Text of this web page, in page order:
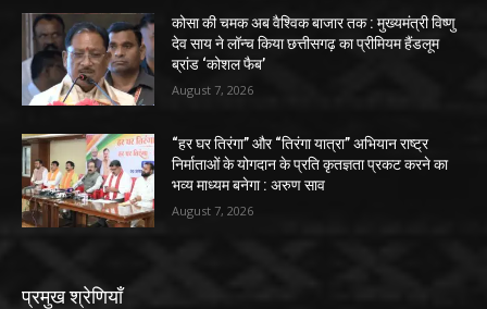
कोसा की चमक अब वैश्विक बाजार तक : मुख्यमंत्री विष्णु
देव साय ने लॉन्च किया छत्तीसगढ़ का प्रीमियम हैंडलूम
ब्रांड ‘कोशल फैब’
August 7, 2026
“हर घर तिरंगा” और “तिरंगा यात्रा” अभियान राष्ट्र
निर्माताओं के योगदान के प्रति कृतज्ञता प्रकट करने का
भव्य माध्यम बनेगा : अरुण साव
August 7, 2026
प्रमुख श्रेणियाँ